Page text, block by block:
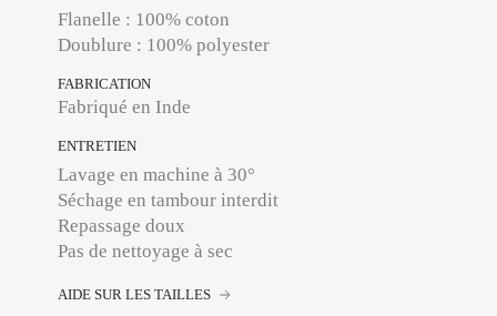
Flanelle : 100% coton
Doublure : 100% polyester
FABRICATION
Fabriqué en Inde
ENTRETIEN
Lavage en machine à 30°
Séchage en tambour interdit
Repassage doux
Pas de nettoyage à sec
AIDE SUR LES TAILLES